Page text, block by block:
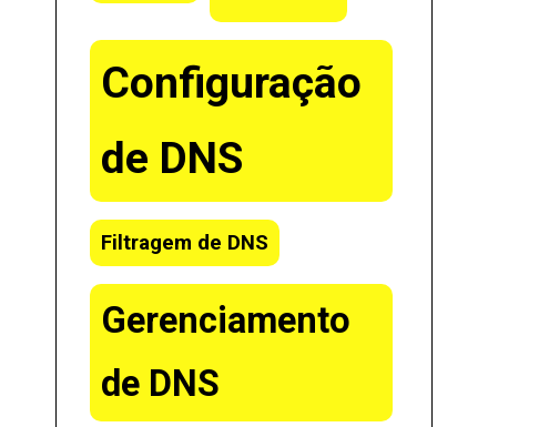
Configuração
de DNS
Filtragem de DNS
Gerenciamento
de DNS